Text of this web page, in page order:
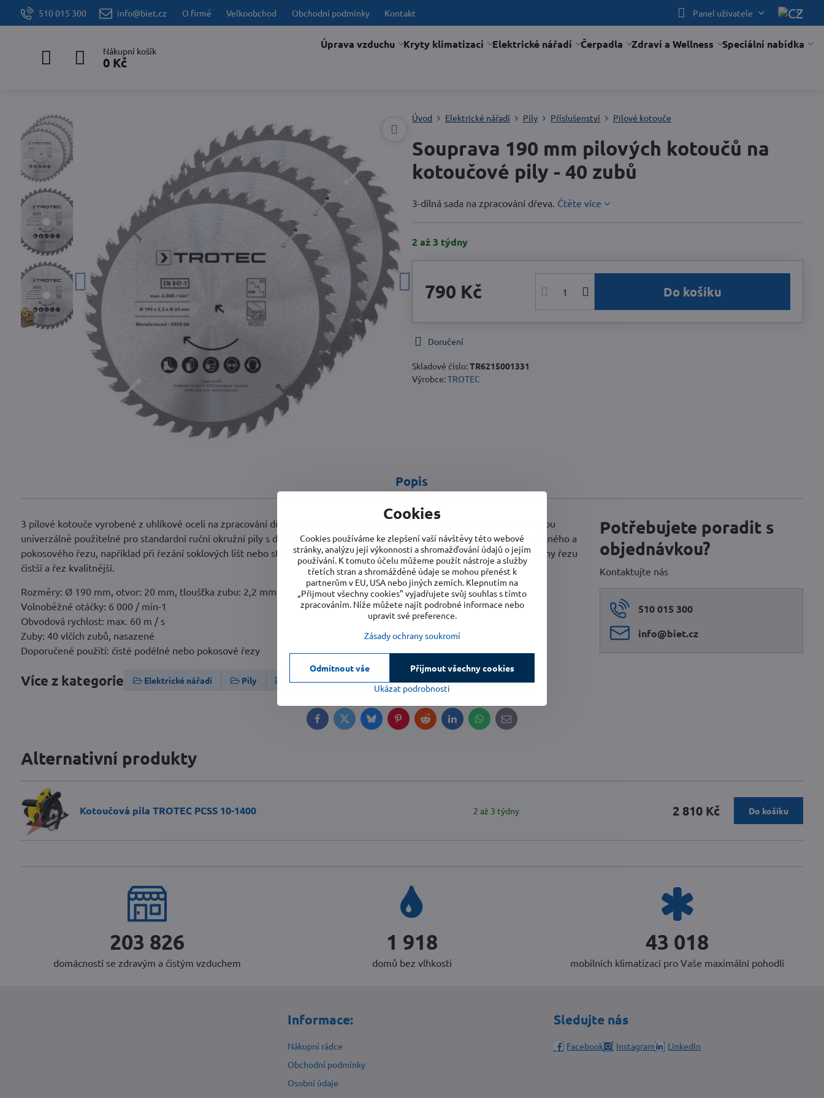
510 015 300 info@biet.cz O firmě Velkoobchod Obchodní podmínky Kontakt Panel uživatele
Nákupní košík
0 Kč
Úprava vzduchu Kryty klimatizací Elektrické nářadí Čerpadla Zdraví a Wellness Speciální nabídka
Úvod Elektrické nářadí Pily Příslušenství Pilové kotouče
Souprava 190 mm pilových kotoučů na
kotoučové pily - 40 zubů
3-dílná sada na zpracování dřeva. Čtěte více
2 až 3 týdny
790 Kč Do košíku
Doručení
Skladové číslo:TR6215001331
Výrobce:TROTEC
Popis
3 pilové kotouče vyrobené z uhlíkové oceli na zpracování dřeva se vyznačují dlouhou životností, čistými hranami řezu a jsou
univerzálně použitelné pro standardní ruční okružní pily s držákem Ø 20 mm. Velký počet zubů (40) zajistí přesnost podélného a
pokosového řezu, například při řezání soklových lišt nebo stěnových panelů, protože čím vyšší je počet zubů, tím jsou hrany řezu
čistší a řez kvalitnější.
Rozměry: Ø 190 mm, otvor: 20 mm, tloušťka zubu: 2,2 mm
Volnoběžné otáčky: 6 000 / min-1
Obvodová rychlost: max. 60 m / s
Zuby: 40 vlčích zubů, nasazené
Doporučené použití: čisté podélné nebo pokosové řezy
Více z kategorie Elektrické nářadí Pily Kotoučové pily Příslušenství Pilové kotouče
Potřebujete poradit s
objednávkou?
Kontaktujte nás
510 015 300
info​@biet​.cz
FacebookTwitterBlueskyPinterestRedditLinkedInWhatsApp
E-
mail
Alternativní produkty
Kotoučová pila TROTEC PCSS 10-1400 2 až 3 týdny 2 810 Kč Do košíku
249 613
domácností se zdravým a čistým vzduchem
2 352
domů bez vlhkosti
52 752
mobilních klimatizací pro Vaše maximální pohodlí
Informace:
Nákupní rádce
Obchodní podmínky
Osobní údaje
Sledujte nás
Facebook Instagram LinkedIn
Cookies
Cookies používáme ke zlepšení vaší návštěvy této webové
stránky, analýzu její výkonnosti a shromažďování údajů o jejím
používání. K tomuto účelu můžeme použít nástroje a služby
třetích stran a shromážděné údaje se mohou přenést k
partnerům v EU, USA nebo jiných zemích. Klepnutím na
„Přijmout všechny cookies" vyjadřujete svůj souhlas s tímto
zpracováním. Níže můžete najít podrobné informace nebo
upravit své preference.
Zásady ochrany soukromí
Ukázat podrobnosti
Přijmout všechny cookies
Odmítnout vše